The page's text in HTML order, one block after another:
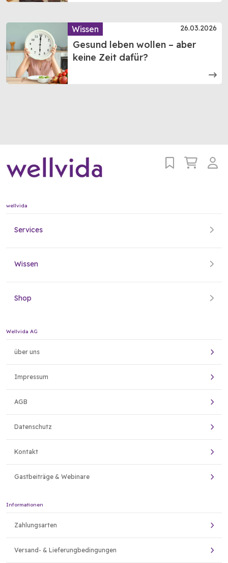
Wissen 26.03.2026
Gesund leben wollen – aber
keine Zeit dafür?
wellvida
Services
Wissen
Shop
Wellvida AG
über uns
Impressum
AGB
Datenschutz
Kontakt
Gastbeiträge & Webinare
Informationen
Zahlungsarten
Versand- & Lieferungbedingungen